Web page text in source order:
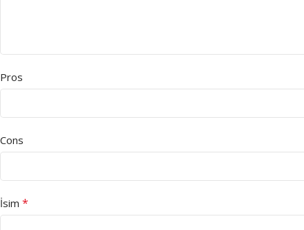
Pros
Cons
İsim *